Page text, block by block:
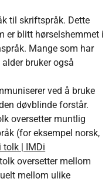
til skriftspråk. Dette
er blitt hørselshemmet i
Mange som har
bruker også
ved å bruke
døvblinde forstår.
oversetter muntlig
(for eksempel norsk,
tolk | IMDi
oversetter mellom
mellom ulike